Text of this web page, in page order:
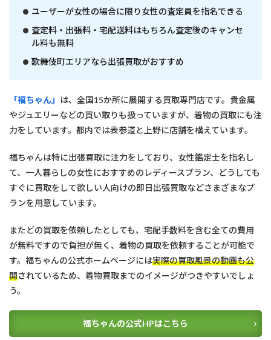
ユーザーが女性の場合に限り女性の査定員を指名できる
査定料・出張料・宅配送料はもちろん査定後のキャンセ
ル料も無料
歌舞伎町エリアなら出張買取がおすすめ
「福ちゃん」 は、全国15か所に展開する買取専門店です。貴金属
やジュエリーなどの買い取りも扱っていますが、着物の買取にも注
力をしています。都内では表参道と上野に店舗を構えています。
福ちゃんは特に出張買取に注力をしており、女性鑑定士を指名し
て、一人暮らしの女性におすすめのレディースプラン、どうしても
すぐに買取をして欲しい人向けの即日出張買取などさまざまなプ
ランを用意しています。
またどの買取を依頼したとしても、宅配手数料を含む全ての費用
が無料ですので負担が無く、着物の買取を依頼することが可能で
す。福ちゃんの公式ホームページには実際の買取風景の動画も公
開されているため、着物買取までのイメージがつきやすいでしょ
う。
福ちゃんの公式HPはこちら